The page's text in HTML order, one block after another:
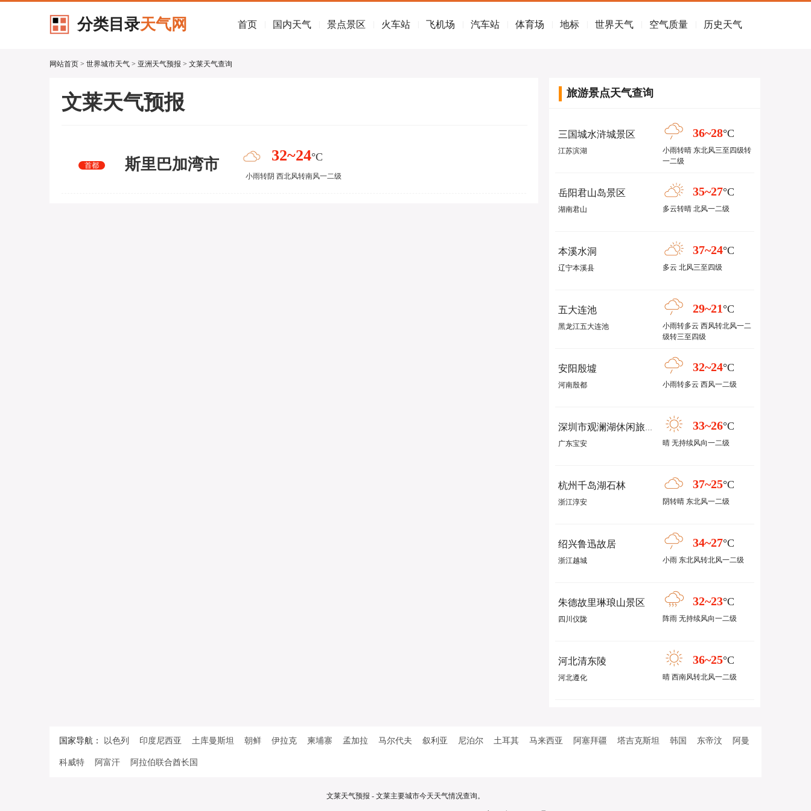
分类目录天气网 首页 国内天气 景点景区 火车站 飞机场 汽车站 体育场 地标 世界天气 空气质量 历史天气
网站首页 > 世界城市天气 > 亚洲天气预报 > 文莱天气查询
文莱天气预报
首都 斯里巴加湾市
32~24°C
小雨转阴 西北风转南风一二级
旅游景点天气查询
三国城水浒城景区
江苏滨湖
36~28°C
小雨转晴 东北风三至四级转
一二级
岳阳君山岛景区
湖南君山
35~27°C
多云转晴 北风一二级
本溪水洞
辽宁本溪县
37~24°C
多云 北风三至四级
五大连池
黑龙江五大连池
29~21 °C
小雨转多云 西风转北风一二
级转三至四级
安阳殷墟
河南殷都
32~24°C
小雨转多云 西风一二级
深圳市观澜湖休闲旅游区
广东宝安
33~26°C
晴 无持续风向一二级
杭州千岛湖石林
浙江淳安
37~25°C
阴转晴 东北风一二级
绍兴鲁迅故居
浙江越城
34~27°C
小雨 东北风转北风一二级
朱德故里琳琅山景区
四川仪陇
32~23°C
阵雨 无持续风向一二级
河北清东陵
河北遵化
36~25°C
晴 西南风转北风一二级
国家导航： 以色列 印度尼西亚 土库曼斯坦 朝鲜 伊拉克 柬埔寨 孟加拉 马尔代夫 叙利亚 尼泊尔 土耳其 马来西亚 阿塞拜疆 塔吉克斯坦 韩国 东帝汶 阿曼
科威特 阿富汗 阿拉伯联合酋长国
文莱天气预报 - 文莱主要城市今天天气情况查询。